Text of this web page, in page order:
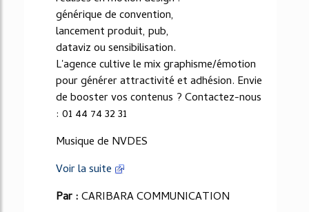
générique de convention,
lancement produit, pub,
dataviz ou sensibilisation.
L'agence cultive le mix graphisme/émotion
pour générer attractivité et adhésion. Envie
de booster vos contenus ? Contactez-nous
: 01 44 74 32 31
Musique de NVDES
Voir la suite
Par :CARIBARA COMMUNICATION